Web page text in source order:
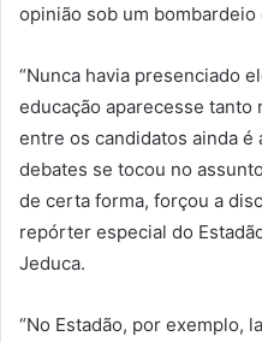
opinião sob um
“Nunca havia presenciado
educação aparecesse tanto
entre os candidatos ainda é
debates se tocou no
de certa forma, forçou a
repórter especial do
Jeduca.
“No Estadão, por exemplo,